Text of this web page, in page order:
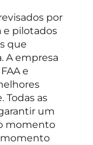
​​por
e pilotados
que
A empresa
e
Todas as
um
momento